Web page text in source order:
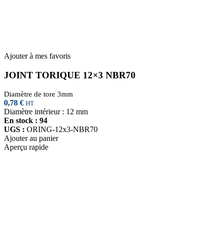
Ajouter à mes favoris
JOINT TORIQUE 12×3 NBR70
Diamètre de tore 3mm
0,78 € HT
Diamètre intérieur : 12 mm
En stock : 94
UGS : ORING-12x3-NBR70
Ajouter au panier
Aperçu rapide